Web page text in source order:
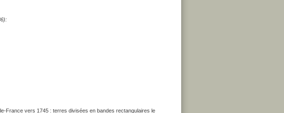
France vers 1745 : terres divisées en bandes rectangulaires le